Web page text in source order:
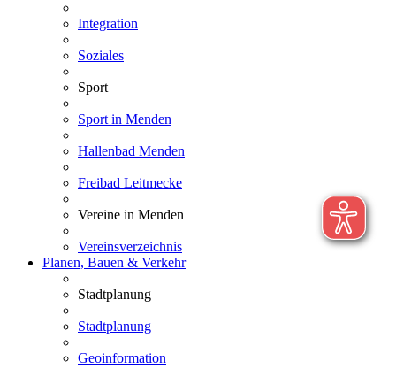
Integration
Soziales
Sport
Sport in Menden
Hallenbad Menden
Freibad Leitmecke
Vereine in Menden
Vereinsverzeichnis
Planen, Bauen & Verkehr
Stadtplanung
Stadtplanung
Geoinformation